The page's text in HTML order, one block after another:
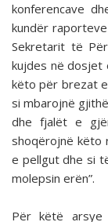
konferencave
kundër
Sekretarit të
kujdes në dosjet
këto për brezat
si mbarojnë
dhe fjalët e
shoqërojnë këto
e pellgut dhe si
molepsin erën”.
Për këtë